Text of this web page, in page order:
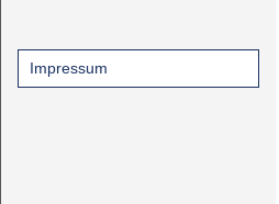
Impressum